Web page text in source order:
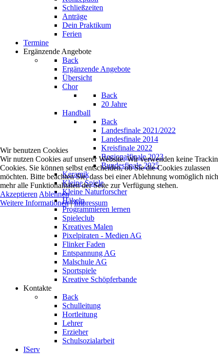
Schließzeiten
Anträge
Dein Praktikum
Ferien
Termine
Ergänzende Angebote
Back
Ergänzende Angebote
Übersicht
Chor
Back
20 Jahre
Handball
Back
Landesfinale 2021/2022
Landesfinale 2014
Kreisfinale 2022
Regionalfinale 2023
Bundesfinale 2025
Keramik
Kleine Spiele
Kleine Naturforscher
Häkeln
Programmieren lernen
Spieleclub
Kreatives Malen
Pixelpiraten - Medien AG
Flinker Faden
Entspannung AG
Malschule AG
Sportspiele
Kreative Schöpferbande
Kontakte
Back
Schulleitung
Hortleitung
Lehrer
Erzieher
Schulsozialarbeit
IServ
Wir benutzen Cookies
Wir nutzen Cookies auf unserer Website. Wir verwenden keine
Cookies. Sie können selbst entscheiden, ob Sie die Cookies zulassen
möchten. Bitte beachten Sie, dass bei einer Ablehnung womöglich
mehr alle Funktionalitäten der Seite zur Verfügung stehen.
Akzeptieren Ablehnen
Weitere Informationen|Impressum